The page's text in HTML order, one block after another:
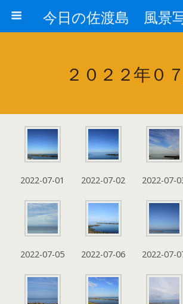
２０２２年０
2022-07-01 2022-07-02 2022-07-
2022-07-05 2022-07-06 2022-07-